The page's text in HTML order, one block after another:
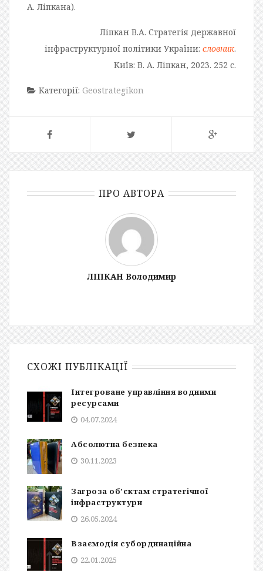
А. Ліпкана).
Ліпкан В.А. Стратегія державної
інфраструктурної політики України: словник.
Київ: В. А. Ліпкан, 2023. 252 с.
Категорії: Geostrategikon
ПРО АВТОРА
ЛІПКАН Володимир
СХОЖІ ПУБЛІКАЦІЇ
Інтегроване управління водними
ресурсами
04.07.2024
Абсолютна безпека
30.11.2023
Загроза об’єктам стратегічної
інфраструктури
26.05.2024
Взаємодія субординаційна
22.01.2025